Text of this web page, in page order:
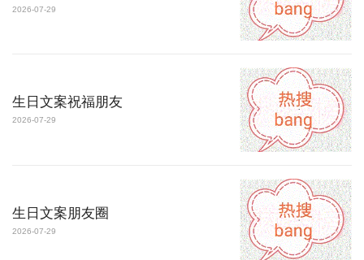
2026-07-29
生日文案祝福朋友
2026-07-29
生日文案朋友圈
2026-07-29